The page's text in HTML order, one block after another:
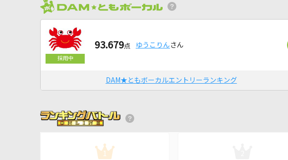
93.679点 ゆうこりん さん
DAM★ともボーカルエントリーランキング
1